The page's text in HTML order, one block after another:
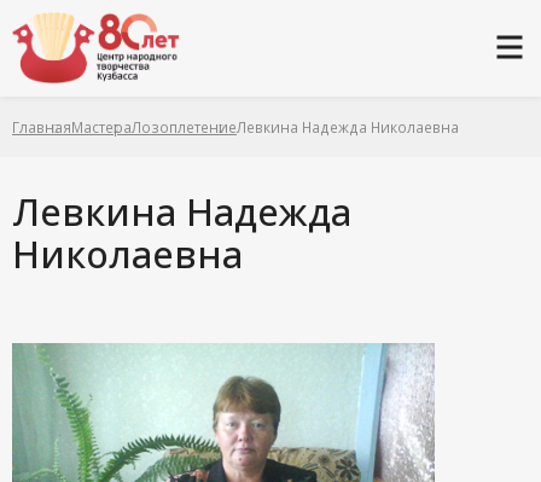
ГлавнаяМастераЛозоплетениеЛевкина Надежда Николаевна
Левкина Надежда
Николаевна